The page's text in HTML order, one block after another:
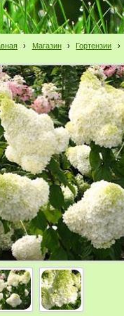
› Магазин › Гортензии ›